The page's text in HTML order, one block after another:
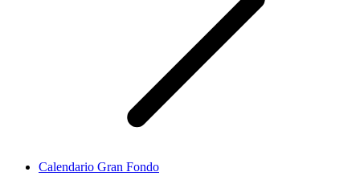
Calendario Gran Fondo